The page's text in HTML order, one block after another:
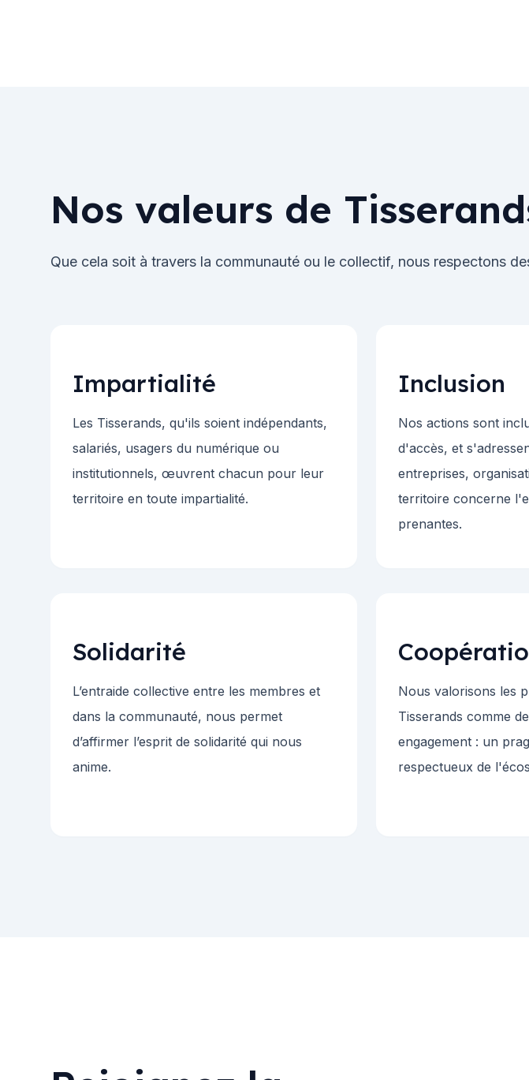
Nos valeurs de
Que cela soit à travers la communauté ou le collectif, nous respectons
Impartialité
Les Tisserands, qu'ils soient indépendants,
salariés, usagers du numérique ou
institutionnels, œuvrent chacun pour leur
territoire en toute impartialité.
Inclusion
Nos actions sont
d'accès, et
entreprises,
territoire concerne
prenantes.
Solidarité
L’entraide collective entre les membres et
dans la communauté, nous permet
d’affirmer l’esprit de solidarité qui nous
anime.
Nous valorisons les
Tisserands comme
engagement : un
respectueux de